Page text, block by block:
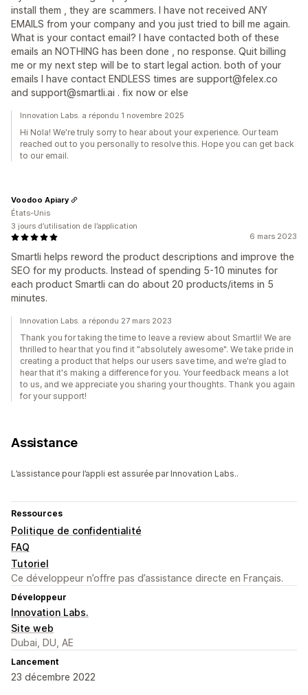
install them , they are scammers. I have not received ANY
EMAILS from your company and you just tried to bill me again.
What is your contact email? I have contacted both of these
emails an NOTHING has been done , no response. Quit billing
me or my next step will be to start legal action. both of your
emails I have contact ENDLESS times are support@felex.co
and support@smartli.ai . fix now or else
Innovation Labs. a répondu 1 novembre 2025
Hi Nola! We're truly sorry to hear about your experience. Our team
reached out to you personally to resolve this. Hope you can get back
to our email.
6 mars 2023
Smartli helps reword the product descriptions and improve the
SEO for my products. Instead of spending 5-10 minutes for
each product Smartli can do about 20 products/items in 5
minutes.
Voodoo Apiary
États-Unis
3 jours d’utilisation de l’application
Innovation Labs. a répondu 27 mars 2023
Thank you for taking the time to leave a review about Smartli! We are
thrilled to hear that you find it "absolutely awesome". We take pride in
creating a product that helps our users save time, and we're glad to
hear that it's making a difference for you. Your feedback means a lot
to us, and we appreciate you sharing your thoughts. Thank you again
for your support!
Assistance
L’assistance pour l’appli est assurée par Innovation Labs..
Ressources
Politique de confidentialité
FAQ
Tutoriel
Ce développeur n’offre pas d’assistance directe en Français.
Développeur
Innovation Labs.
Site web
Dubai, DU, AE
Lancement
23 décembre 2022